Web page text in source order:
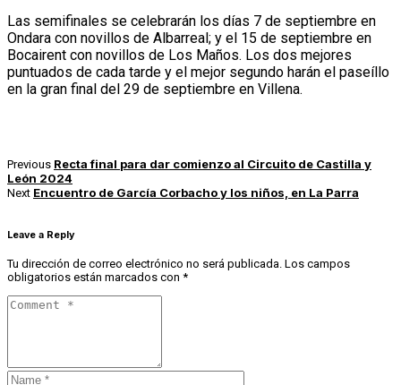
Las semifinales se celebrarán los días 7 de septiembre en
Ondara con novillos de Albarreal; y el 15 de septiembre en
Bocairent con novillos de Los Maños. Los dos mejores
puntuados de cada tarde y el mejor segundo harán el paseíllo
en la gran final del 29 de septiembre en Villena.
Previous Recta final para dar comienzo al Circuito de Castilla y
León 2024
Next Encuentro de García Corbacho y los niños, en La Parra
Leave a Reply
Tu dirección de correo electrónico no será publicada. Los campos
obligatorios están marcados con *